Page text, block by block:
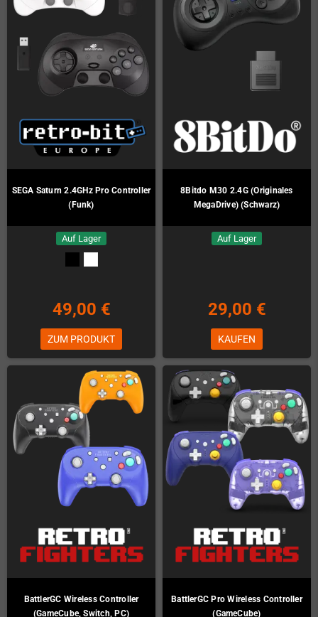
SEGA Saturn 2.4GHz Pro Controller
(Funk)
Auf Lager
49,00 €
ZUM PRODUKT
8Bitdo M30 2.4G (Originales
MegaDrive) (Schwarz)
Auf Lager
29,00 €
KAUFEN
BattlerGC Wireless Controller
(GameCube, Switch, PC)
BattlerGC Pro Wireless Controller
(GameCube)